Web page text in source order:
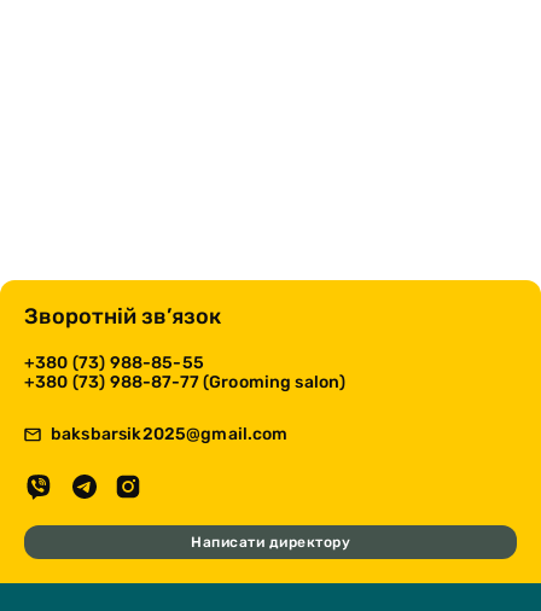
Зворотній зв’язок
+380 (73) 988-85-55
+380 (73) 988-87-77 (Grooming salon)
baksbarsik2025@gmail.com
Написати директору